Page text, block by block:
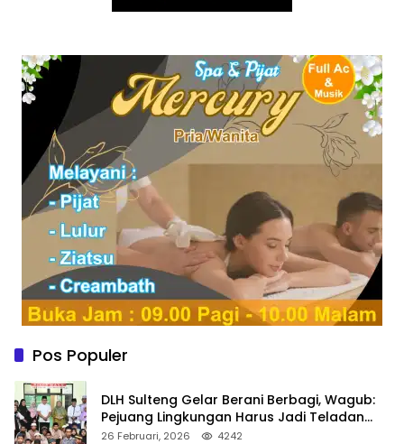
Pos Populer
DLH Sulteng Gelar Berani Berbagi, Wagub:
Pejuang Lingkungan Harus Jadi Teladan
Kepedulian
26 Februari, 2026 4242